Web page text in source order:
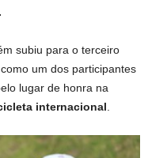
subiu para o terceiro
um dos participantes
lugar de honra na
internacional